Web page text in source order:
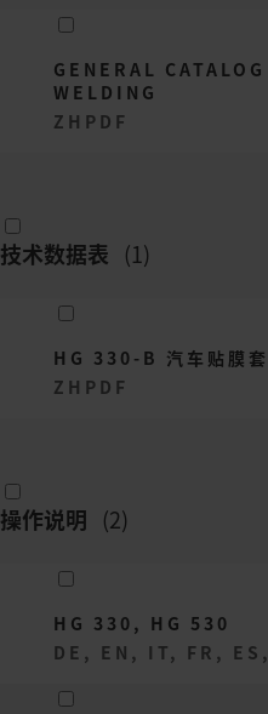
GENERAL
WELDING
ZH PDF
技术数据表 (1)
HG 330-B 汽车贴膜套
ZH PDF
操作说明 (2)
HG 330, HG 530
DE, EN, IT, FR,